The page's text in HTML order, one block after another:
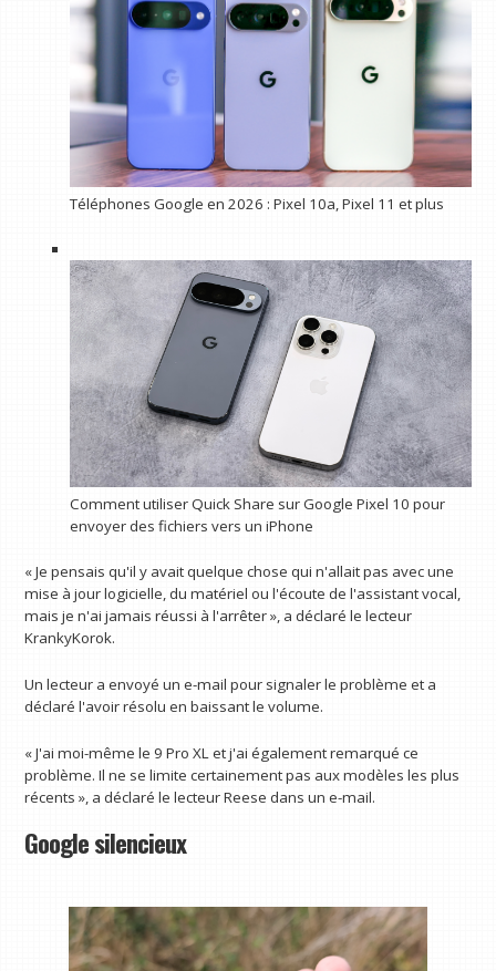
Téléphones Google en 2026 : Pixel 10a, Pixel 11 et plus
Comment utiliser Quick Share sur Google Pixel 10 pour
envoyer des fichiers vers un iPhone
« Je pensais qu'il y avait quelque chose qui n'allait pas avec une
mise à jour logicielle, du matériel ou l'écoute de l'assistant vocal,
mais je n'ai jamais réussi à l'arrêter », a déclaré le lecteur
KrankyKorok.
Un lecteur a envoyé un e-mail pour signaler le problème et a
déclaré l'avoir résolu en baissant le volume.
« J'ai moi-même le 9 Pro XL et j'ai également remarqué ce
problème. Il ne se limite certainement pas aux modèles les plus
récents », a déclaré le lecteur Reese dans un e-mail.
Google silencieux